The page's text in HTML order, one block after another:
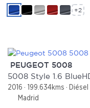
+2
PEUGEOT 5008
5008 Style 1.6
2016 199.634kms Diésel
Madrid